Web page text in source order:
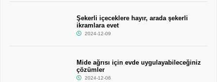
Şekerli içeceklere hayır, arada şekerli
ikramlara evet
2024-12-09
Mide ağrısı için evde uygulayabileceğiniz
çözümler
2024-12-06